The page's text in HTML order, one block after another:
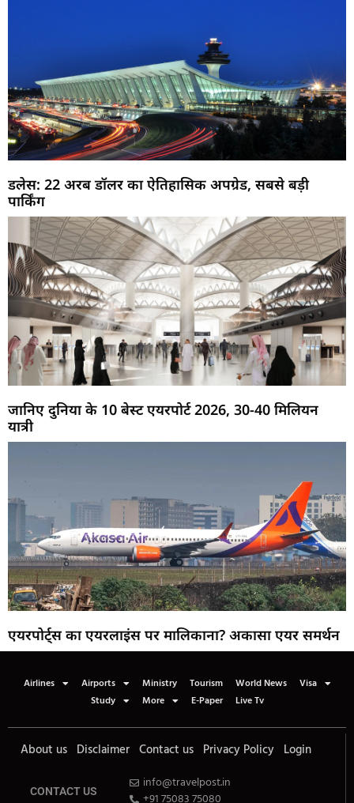
डलेस: 22 अरब डॉलर का ऐतिहासिक अपग्रेड, सबसे बड़ी
पार्किंग
जानिए दुनिया के 10 बेस्ट एयरपोर्ट 2026, 30-40 मिलियन
यात्री
एयरपोर्ट्स का एयरलाइंस पर मालिकाना? अकासा एयर समर्थन
Airlines Airports Ministry Tourism World News
Visa
Study
More E-Paper Live Tv
About us Disclaimer Contact us Privacy Policy Login
CONTACT US
info@travelpost.in